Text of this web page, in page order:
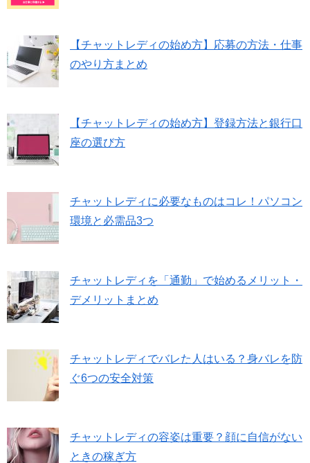
【チャットレディの始め方】応募の方法・仕事
のやり方まとめ
【チャットレディの始め方】登録方法と銀行口
座の選び方
チャットレディに必要なものはコレ！パソコン
環境と必需品3つ
チャットレディを「通勤」で始めるメリット・
デメリットまとめ
チャットレディでバレた人はいる？身バレを防
ぐ6つの安全対策
チャットレディの容姿は重要？顔に自信がない
ときの稼ぎ方